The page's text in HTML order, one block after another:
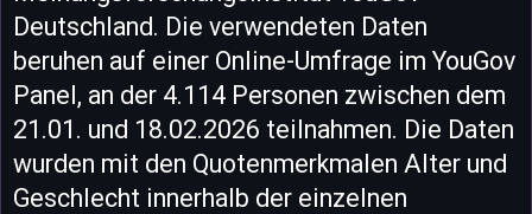
Deutschland. Die verwendeten Daten
beruhen auf einer Online-Umfrage im YouGov
Panel, an der 4.114 Personen zwischen dem
21.01. und 18.02.2026 teilnahmen. Die Daten
wurden mit den Quotenmerkmalen Alter und
Geschlecht innerhalb der einzelnen